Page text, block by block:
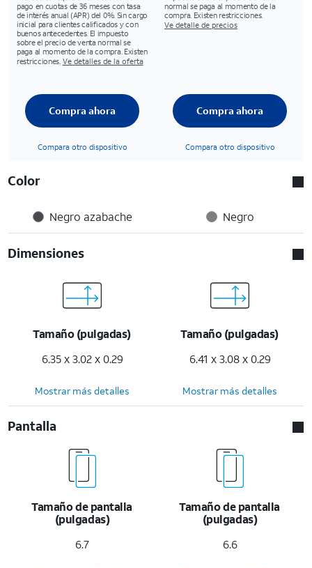
pago en cuotas de 36 meses con tasa
de interés anual (APR) del 0%. Sin cargo
inicial para clientes calificados y con
buenos antecedentes. El impuesto
sobre el precio de venta normal se
paga al momento de la compra. Existen
restricciones. Ve detalles de la oferta
normal se paga al momento de la
compra. Existen restricciones.
Ve detalle de precios
Compra ahora
Compara otro dispositivo
Compra ahora
Compara otro dispositivo
Color
Negro azabache Negro
Dimensiones
Tamaño (pulgadas)
6.35 x 3.02 x 0.29
Tamaño (pulgadas)
6.41 x 3.08 x 0.29
Mostrar más detalles Mostrar más detalles
Pantalla
Tamaño de pantalla
(pulgadas)
6.7
Tamaño de pantalla
(pulgadas)
6.6